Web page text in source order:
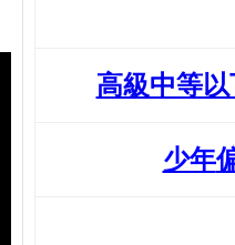
高級中等
少年